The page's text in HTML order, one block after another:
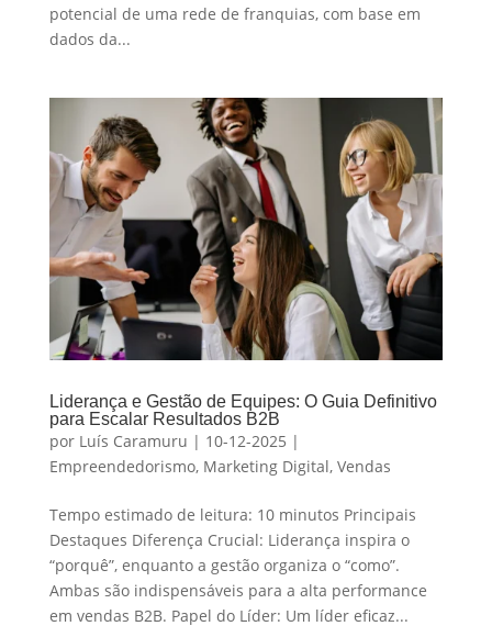
potencial de uma rede de franquias, com base em
dados da...
Liderança e Gestão de Equipes: O Guia Definitivo
para Escalar Resultados B2B
por Luís Caramuru | 10-12-2025 |
Empreendedorismo, Marketing Digital, Vendas
Tempo estimado de leitura: 10 minutos Principais
Destaques Diferença Crucial: Liderança inspira o
“porquê”, enquanto a gestão organiza o “como”.
Ambas são indispensáveis para a alta performance
em vendas B2B. Papel do Líder: Um líder eficaz...